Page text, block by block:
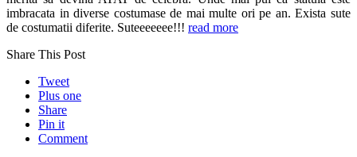
imbracata in diverse costumase de mai multe ori pe an. Exista sute
de costumatii diferite. Suteeeeeee!!! read more
Share This Post
Tweet
Plus one
Share
Pin it
Comment